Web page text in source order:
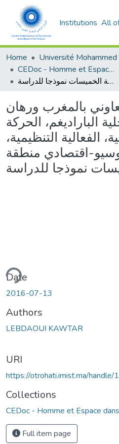
Institutions All
Home
CEDoc - Homme et Espace dans le Monde Méditerranéen
الاقتصاد التعاوني بالمغرب ورهان التنمية المحلية الباراديغم، الحركة الاجتماعية التعاونية، الفعالية التنظيمية، والأثر السوسيو-اقتصادي منطقة الخميسات نموذجا للدراسة
بالمغرب ورهان
الباراديغم، الحركة
الفعالية التنظيمية،
اقتصادي منطقة
نموذجا للدراسة
Date
2016-07-13
Authors
LEBDAOUI KAWTAR
URI
https://otrohati.imist.ma/
Collections
CEDoc - Homme et Espace
Full item page